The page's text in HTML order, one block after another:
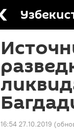
16:54 27.10.2019